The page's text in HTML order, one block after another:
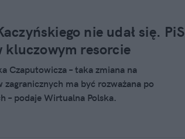
nie udał się. PiS
kluczowym resorcie
Czaputowicza – taka zmiana na
ma być rozważana po
– podaje Wirtualna Polska.